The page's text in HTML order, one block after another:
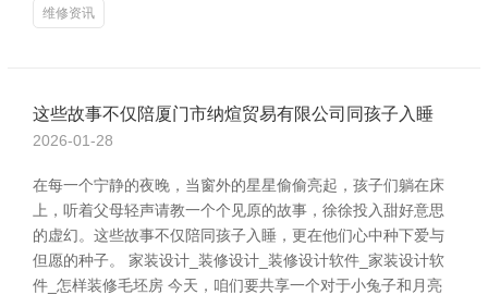
维修资讯
这些故事不仅陪厦门市纳煊贸易有限公司同孩子入睡
2026-01-28
在每一个宁静的夜晚，当窗外的星星偷偷亮起，孩子们躺在床
上，听着父母轻声请教一个个见原的故事，徐徐投入甜好意思
的虚幻。这些故事不仅陪同孩子入睡，更在他们心中种下爱与
但愿的种子。 家装设计_装修设计_装修设计软件_家装设计软
件_怎样装修毛坯房 今天，咱们要共享一个对于小兔子和月亮